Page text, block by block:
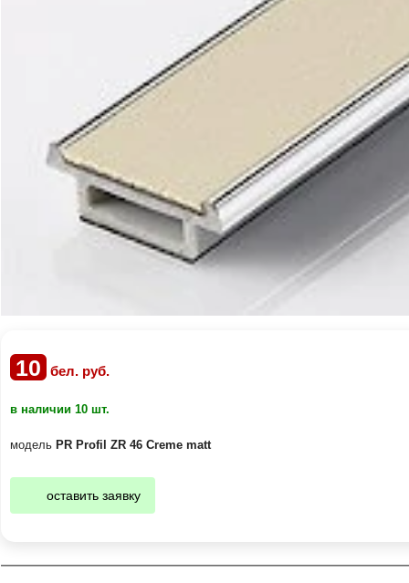
10 бел. руб.
в наличии 10 шт.
модель PR Profil ZR 46 Creme matt
оставить заявку